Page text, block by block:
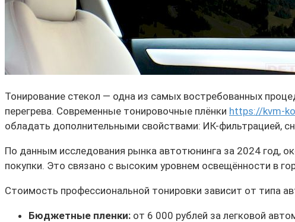
Тонирование стекол — одна из самых востребованных
перегрева. Современные тонировочные плёнки https://kvm-
обладать дополнительными свойствами: ИК-фильтрацией,
По данным исследования рынка автотюнинга за 2024 год,
покупки. Это связано с высоким уровнем освещённости в
Стоимость профессиональной тонировки зависит от типа
Бюджетные пленки: от 6 000 рублей за легковой